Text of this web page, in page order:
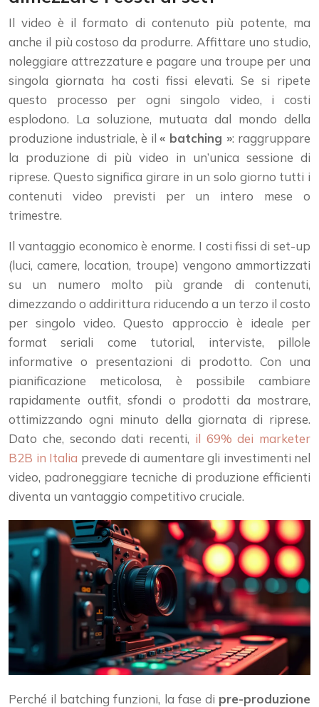
Il video è il formato di contenuto più potente, ma
anche il più costoso da produrre. Affittare uno studio,
noleggiare attrezzature e pagare una troupe per una
singola giornata ha costi fissi elevati. Se si ripete
questo processo per ogni singolo video, i costi
esplodono. La soluzione, mutuata dal mondo della
produzione industriale, è il« batching »: raggruppare
la produzione di più video in un’unica sessione di
riprese. Questo significa girare in un solo giorno tutti i
contenuti video previsti per un intero mese o
trimestre.
Il vantaggio economico è enorme. I costi fissi di set-up
(luci, camere, location, troupe) vengono ammortizzati
su un numero molto più grande di contenuti,
dimezzando o addirittura riducendo a un terzo il costo
per singolo video. Questo approccio è ideale per
format seriali come tutorial, interviste, pillole
informative o presentazioni di prodotto. Con una
pianificazione meticolosa, è possibile cambiare
rapidamente outfit, sfondi o prodotti da mostrare,
ottimizzando ogni minuto della giornata di riprese.
Dato che, secondo dati recenti, il 69% dei marketer
B2B in Italia prevede di aumentare gli investimenti nel
video, padroneggiare tecniche di produzione efficienti
diventa un vantaggio competitivo cruciale.
Perché il batching funzioni, la fase di pre-produzione